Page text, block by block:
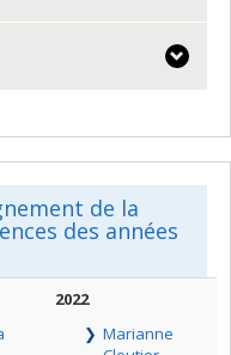
de la
des années
2022
Marianne